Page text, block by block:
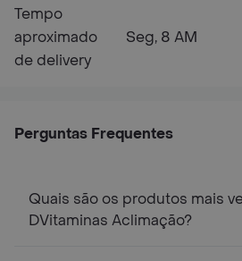
Tempo
aproximado
de delivery
Seg, 8 AM
Perguntas Frequentes
Quais são os produtos mais
DVitaminas Aclimação?